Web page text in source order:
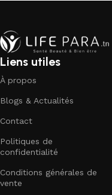
Liens utiles
À propos
Blogs & Actualités
Contact
Politiques de
confidentialité
Conditions générales de
vente